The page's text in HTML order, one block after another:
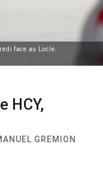
face au Locle.
HCY,
GREMION